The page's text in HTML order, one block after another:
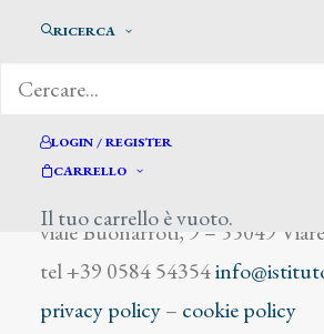
RICERCA
LOGIN / REGISTER
CARRELLO
Il tuo carrello è vuoto.
viale Buonarroti, 9 – 55049
tel +39 0584 54354
privacy policy– cookie policy